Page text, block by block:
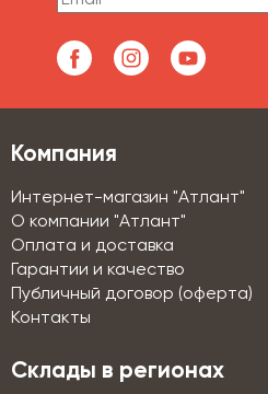
Компания
Интернет-магазин "Атлант"
О компании "Атлант"
Оплата и доставка
Гарантии и качество
Публичный договор (оферта)
Контакты
Склады в регионах